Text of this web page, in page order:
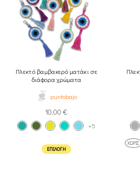
Πλεκτό βαμβακερό ματάκι σε
διάφορα χρώματα
puntobajo
10,00 €
+5
ΕΠΙΛΟΓΉ
ΧΩΡΊΣ